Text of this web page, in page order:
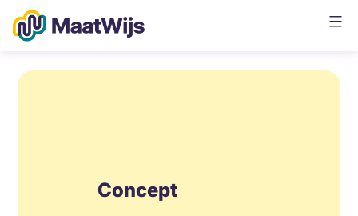
naar
inhoud
Concept